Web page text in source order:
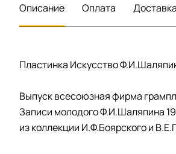
Описание Оплата Доставка
Пластинка Искусство
Выпуск всесоюзная фирма
Записи молодого Ф.И.Шаляпина
из коллекции И.Ф.Боярского и